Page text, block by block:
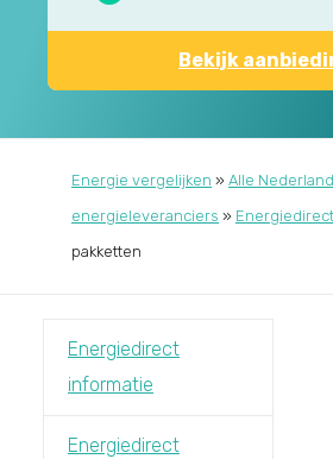
Bekijk
Energie vergelijken » Alle
energieleveranciers » Energiedirect
pakketten
Energiedirect
informatie
Energiedirect